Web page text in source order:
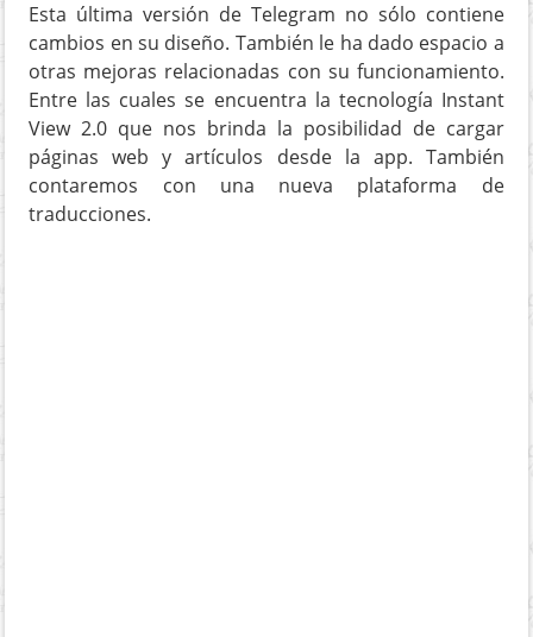
Esta última versión de Telegram no sólo contiene
cambios en su diseño. También le ha dado espacio a
otras mejoras relacionadas con su funcionamiento.
Entre las cuales se encuentra la tecnología Instant
View 2.0 que nos brinda la posibilidad de cargar
páginas web y artículos desde la app. También
contaremos con una nueva plataforma de
traducciones.